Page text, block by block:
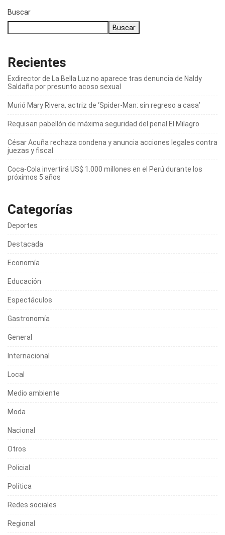
Buscar
Buscar
Recientes
Exdirector de La Bella Luz no aparece tras denuncia de Naldy
Saldaña por presunto acoso sexual
Murió Mary Rivera, actriz de ‘Spider-Man: sin regreso a casa’
Requisan pabellón de máxima seguridad del penal El Milagro
César Acuña rechaza condena y anuncia acciones legales contra
juezas y fiscal
Coca-Cola invertirá US$ 1.000 millones en el Perú durante los
próximos 5 años
Categorías
Deportes
Destacada
Economía
Educación
Espectáculos
Gastronomía
General
Internacional
Local
Medio ambiente
Moda
Nacional
Otros
Policial
Política
Redes sociales
Regional